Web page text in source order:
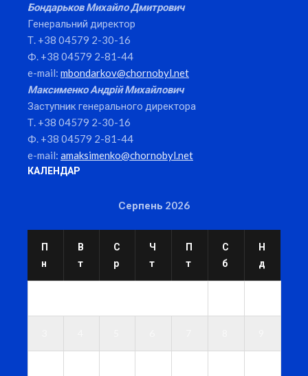
Бондарьков Михайло Дмитрович
Генеральний директор
Т. +38 04579 2-30-16
Ф. +38 04579 2-81-44
e-mail: mbondarkov@chornobyl.net
Максименко Андрій Михайлович
Заступник генерального директора
Т. +38 04579 2-30-16
Ф. +38 04579 2-81-44
e-mail: amaksimenko@chornobyl.net
КАЛЕНДАР
Серпень 2026
П
н
В
т
С
р
Ч
т
П
т
С
б
Н
д